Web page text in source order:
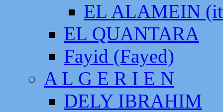
EL ALAMEIN
EL QUANTARA
Fayid (Fayed)
A L G E R I E N
DELY IBRAHIM